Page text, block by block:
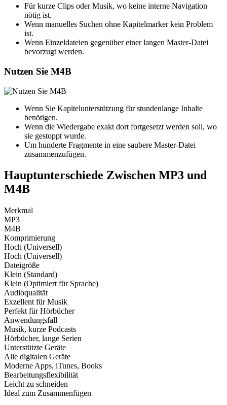
Für kurze Clips oder Musik, wo keine interne Navigation
nötig ist.
Wenn manuelles Suchen ohne Kapitelmarker kein Problem
ist.
Wenn Einzeldateien gegenüber einer langen Master-Datei
bevorzugt werden.
Nutzen Sie M4B
Wenn Sie Kapitelunterstützung für stundenlange Inhalte
benötigen.
Wenn die Wiedergabe exakt dort fortgesetzt werden soll, wo
sie gestoppt wurde.
Um hunderte Fragmente in eine saubere Master-Datei
zusammenzufügen.
Hauptunterschiede Zwischen MP3 und
M4B
Merkmal
MP3
M4B
Komprimierung
Hoch (Universell)
Hoch (Universell)
Dateigröße
Klein (Standard)
Klein (Optimiert für Sprache)
Audioqualität
Exzellent für Musik
Perfekt für Hörbücher
Anwendungsfall
Musik, kurze Podcasts
Hörbücher, lange Serien
Unterstützte Geräte
Alle digitalen Geräte
Moderne Apps, iTunes, Books
Bearbeitungsflexibilität
Leicht zu schneiden
Ideal zum Zusammenfügen